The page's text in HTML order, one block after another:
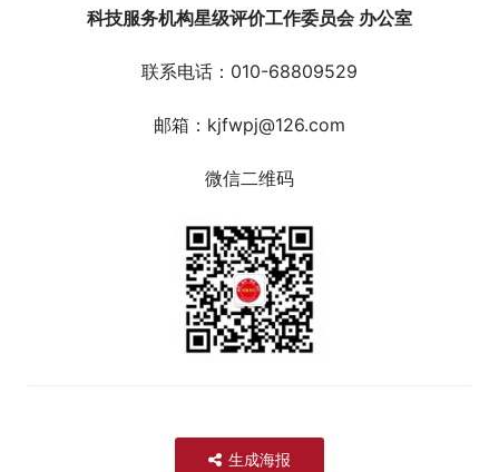
科技服务机构星级评价工作委员会 办公室
联系电话：010-68809529
邮箱：kjfwpj@126.com
微信二维码
生成海报